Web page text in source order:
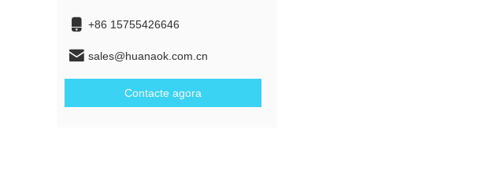
+86 15755426646
sales@huanaok.com.cn
Contacte agora